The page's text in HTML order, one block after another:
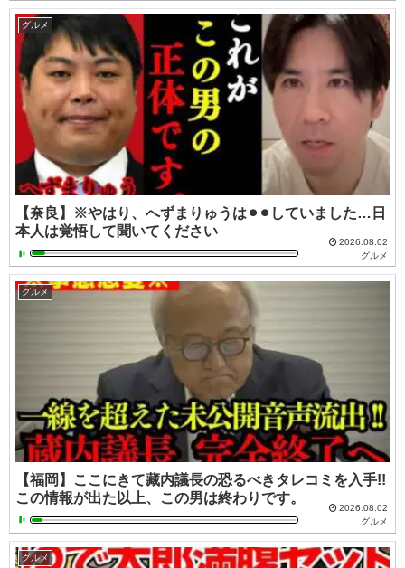
グルメ
【奈良】※やはり、へずまりゅうは⚫︎⚫︎していました…日
本人は覚悟して聞いてください
2026.08.02
グルメ
グルメ
【福岡】ここにきて藏内議長の恐るべきタレコミを入手!!
この情報が出た以上、この男は終わりです。
2026.08.02
グルメ
グルメ